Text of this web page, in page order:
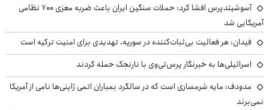
آسوشیتدپرس افشا کرد: حملات سنگین ایران باعث ضربه مغزی ۷۰۰ نظامی
آمریکایی شد
فیدان: هر فعالیت بی‌ثبات‌کننده در سوریه، تهدیدی برای امنیت ترکیه است
اسرائیلی‌ها به خبرنگار پرس‌تی‌وی با نارنجک حمله کردند
مدودف: مایه شرمساری است که در سالگرد بمباران اتمی ژاپنی‌ها نامی از آمریکا
نمی‌برند